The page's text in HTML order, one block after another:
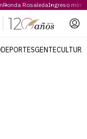
Ronda RosaledaIngreso
DEPORTESGENTECULTURA